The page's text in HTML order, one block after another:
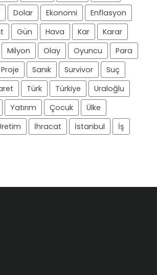
Dolar Ekonomi
Enflasyon
Gün Hava Kar
Karar
Milyon Olay Oyuncu
Para
Proje Sanık Survivor
Suç
Türk Türkiye
Uraloğlu
Yatırım Çocuk
Ülke
İhracat İstanbul
İş